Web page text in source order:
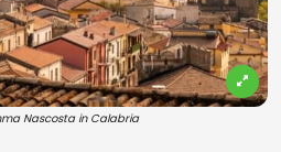
Nascosta in Calabria